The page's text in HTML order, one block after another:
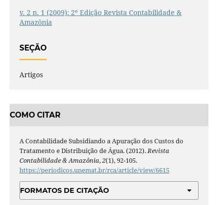
v. 2 n. 1 (2009): 2º Edição Revista Contabilidade &
Amazônia
SEÇÃO
Artigos
COMO CITAR
A Contabilidade Subsidiando a Apuração dos Custos do
Tratamento e Distribuição de Água. (2012).Revista
Contabilidade & Amazônia,2(1), 92-105.
https://periodicos.unemat.br/rca/article/view/6615
FORMATOS DE CITAÇÃO